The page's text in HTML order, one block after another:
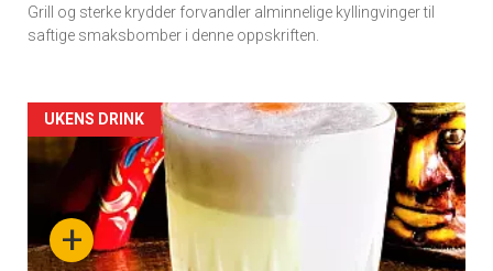
Vi tilbyr flere ukentlige nyhetsbrev. Du
kan fritt velge hvilke du ønsker å få
Registrer deg
Grill og sterke krydder forvandler alminnelige kyllingvinger til
saftige smaksbomber i denne oppskriften.
Artikler
detail
+
UKENS DRINK